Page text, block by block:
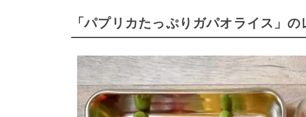
「パプリカたっぷりガパオライス」の